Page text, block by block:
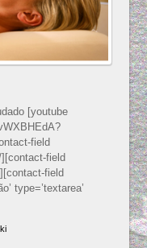
[youtube
field
][contact-field
][contact-field
type=’textarea’